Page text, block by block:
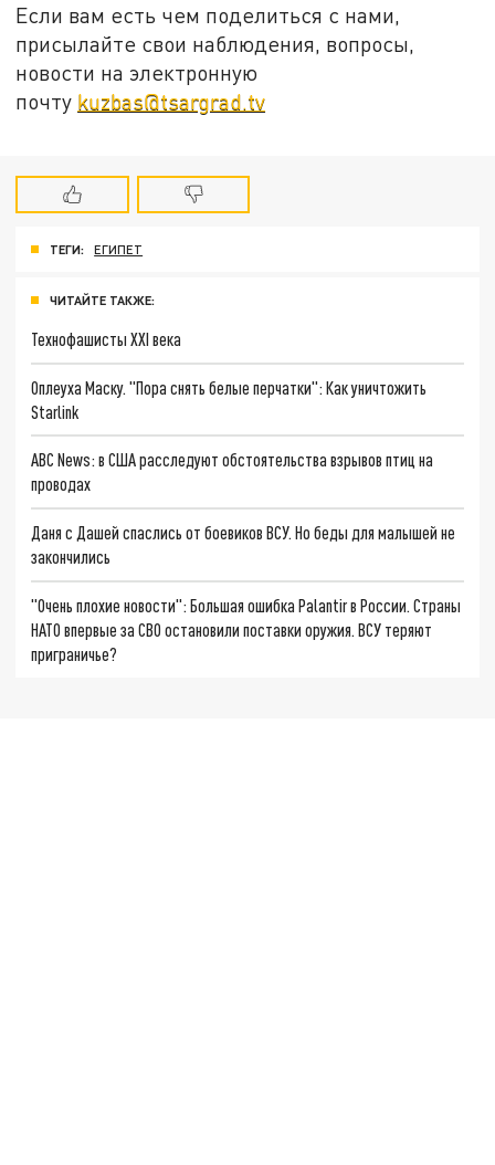
Если вам есть чем поделиться с нами,
присылайте свои наблюдения, вопросы,
новости на электронную
почту kuzbas@tsargrad.tv
ТЕГИ: ЕГИПЕТ
ЧИТАЙТЕ ТАКЖЕ:
Технофашисты XXI века
Оплеуха Маску. "Пора снять белые перчатки": Как уничтожить
Starlink
ABC News: в США расследуют обстоятельства взрывов птиц на
проводах
Даня с Дашей спаслись от боевиков ВСУ. Но беды для малышей не
закончились
"Очень плохие новости": Большая ошибка Palantir в России. Страны
НАТО впервые за СВО остановили поставки оружия. ВСУ теряют
приграничье?